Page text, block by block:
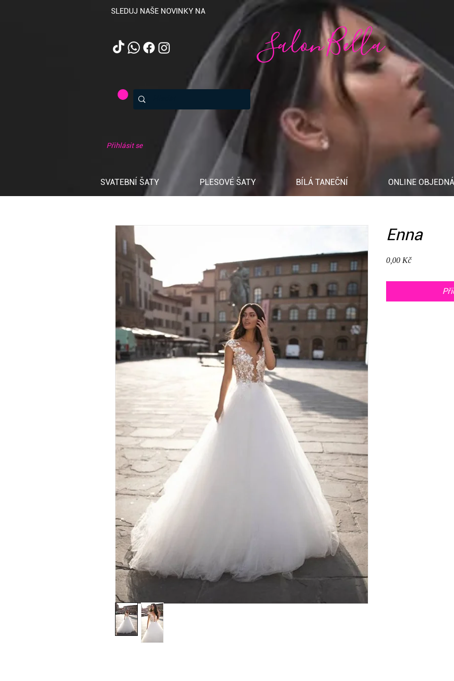
SLEDUJ NAŠE NOVINKY NA
Salon Bella
Přihlásit se
SVATEBNÍ ŠATY PLESOVÉ ŠATY BÍLÁ TANEČNÍ ONLINE
Enna
0,00 KčCena